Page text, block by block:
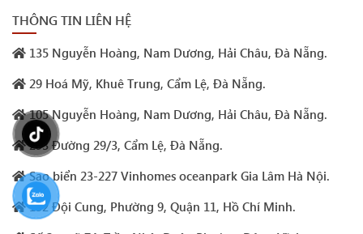
THÔNG TIN LIÊN HỆ
135 Nguyễn Hoàng, Nam Dương, Hải Châu, Đà Nẵng.
29 Hoá Mỹ, Khuê Trung, Cẩm Lệ, Đà Nẵng.
105 Nguyễn Hoàng, Nam Dương, Hải Châu, Đà Nẵng.
293 Đường 29/3, Cẩm Lệ, Đà Nẵng.
Sao biển 23-227 Vinhomes oceanpark Gia Lâm Hà Nội.
132 Đội Cung, Phường 9, Quận 11, Hồ Chí Minh.